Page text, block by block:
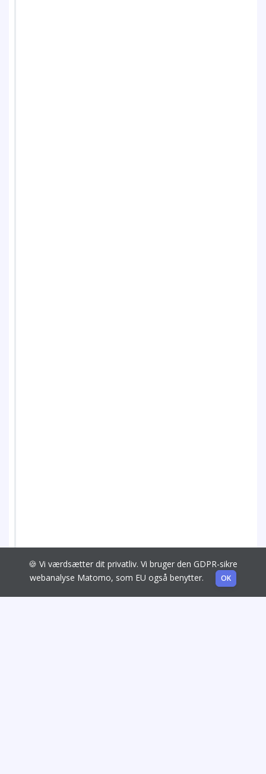
🍪 Vi værdsætter dit privatliv. Vi bruger den GDPR-sikre
webanalyse Matomo, som EU også benytter.
OK